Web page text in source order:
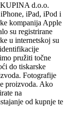
d.o.o.
iPad, iPod i
kompanija Apple
su registrirane
u internetskoj su
pružiti točne
do tiskarske
Fotografije
proizvoda. Ako
na
od kupnje te